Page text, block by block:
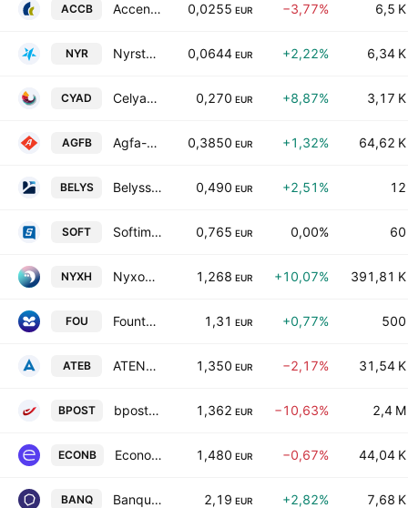
ACCB Accentis nv 0,0255 EUR −3,77% 6,5 K
NYR Nyrstar NV 0,0644 EUR +2,22% 6,34 K
CYAD Celyad Oncology SA 0,270 EUR +8,87% 3,17 K
AGFB Agfa-Gevaert NV 0,3850 EUR +1,32% 64,62 K
BELYS Belysse Group NV 0,490 EUR +2,51% 12
SOFT Softimat S.A. 0,765 EUR 0,00% 60
NYXH Nyxoah SA 1,268 EUR +10,07% 391,81 K
FOU Fountain SA 1,31 EUR +0,77% 500
ATEB ATENOR S.A. 1,350 EUR −2,17% 31,54 K
BPOST bpost SA 1,362 EUR −10,63% 2,4 M
ECONB Econocom Group SE Class D 1,480 EUR −0,67% 44,04 K
BANQ Banqup Group 2,19 EUR +2,82% 7,68 K